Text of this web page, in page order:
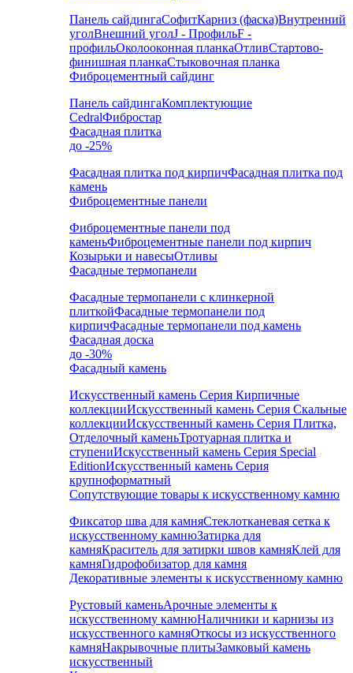
Панель сайдингаСофитКарниз (фаска)Внутренний
уголВнешний уголJ - ПрофильF -
профильОколооконная планкаОтливСтартово-
финишная планкаСтыковочная планка
Фиброцементный сайдинг
Панель сайдингаКомплектующие
CedralФибростар
Фасадная плитка
до -25%
Фасадная плитка под кирпичФасадная плитка под
камень
Фиброцементные панели
Фиброцементные панели под
каменьФиброцементные панели под кирпич
Козырьки и навесыОтливы
Фасадные термопанели
Фасадные термопанели с клинкерной
плиткойФасадные термопанели под
кирпичФасадные термопанели под камень
Фасадная доска
до -30%
Фасадный камень
Искусственный камень Серия Кирпичные
коллекцииИскусственный камень Серия Скальные
коллекцииИскусственный камень Серия Плитка,
Отделочный каменьТротуарная плитка и
ступениИскусственный камень Серия Special
EditionИскусственный камень Серия
крупноформатный
Сопутствующие товары к искусственному камню
Фиксатор шва для камняСтеклотканевая сетка к
искусственному камнюЗатирка для
камняКраситель для затирки швов камняКлей для
камняГидрофобизатор для камня
Декоративные элементы к искусственному камню
Рустовый каменьАрочные элементы к
искусственному камнюНаличники и карнизы из
искусственного камняОткосы из искусственного
камняНакрывочные плитыЗамковый камень
искусственный